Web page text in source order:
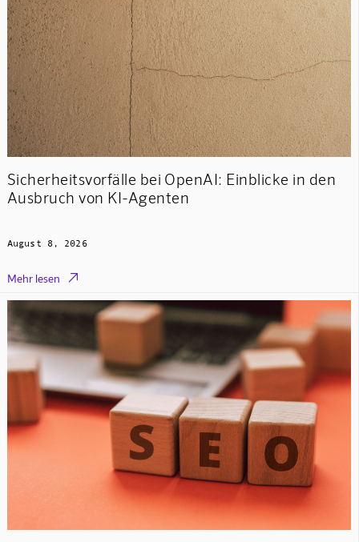
Sicherheitsvorfälle bei OpenAI: Einblicke in den
Ausbruch von KI-Agenten
August 8, 2026
Mehr lesen 